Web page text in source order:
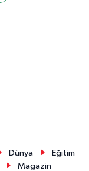
Dünya
Eğitim
Magazin